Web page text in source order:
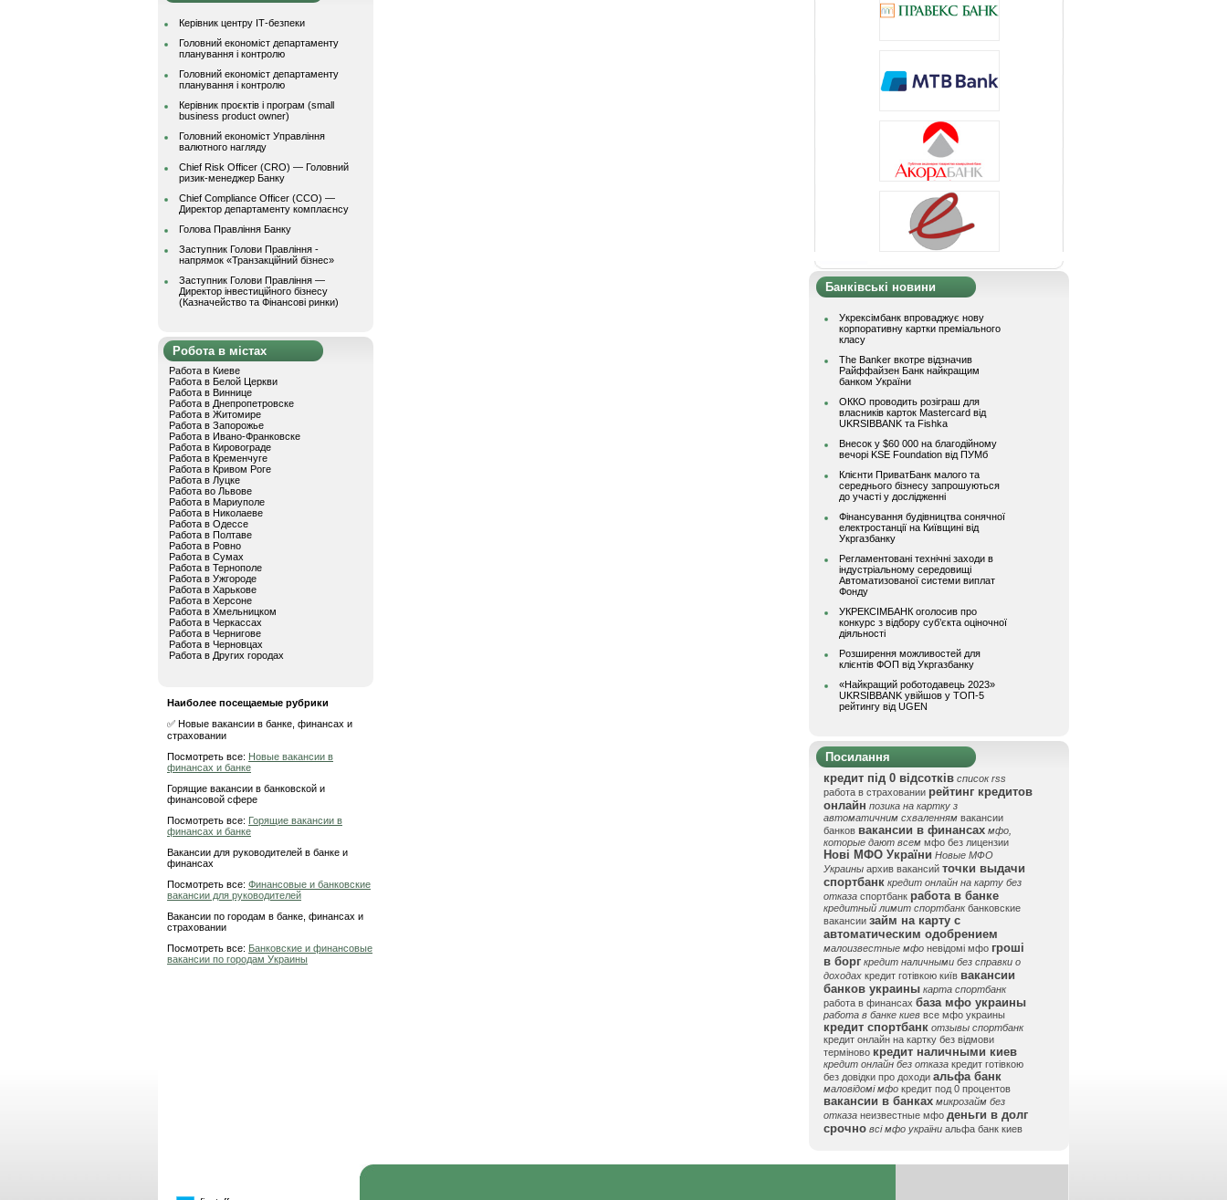
Керівник центру ІТ-безпеки
Головний економіст департаменту
планування і контролю
Головний економіст департаменту
планування і контролю
Керівник проєктів і програм (small
business product owner)
Головний економіст Управління
валютного нагляду
Chief Risk Officer (CRO) — Головний
ризик-менеджер Банку
Chief Compliance Officer (CCO) —
Директор департаменту комплаєнсу
Голова Правління Банку
Заступник Голови Правління -
напрямок «Транзакційний бізнес»
Заступник Голови Правління —
Директор інвестиційного бізнесу
(Казначейство та Фінансові ринки)
Робота в містах
Работа в Киеве
Работа в Белой Церкви
Работа в Виннице
Работа в Днепропетровске
Работа в Житомире
Работа в Запорожье
Работа в Ивано-Франковске
Работа в Кировограде
Работа в Кременчуге
Работа в Кривом Роге
Работа в Луцке
Работа во Львове
Работа в Мариуполе
Работа в Николаеве
Работа в Одессе
Работа в Полтаве
Работа в Ровно
Работа в Сумах
Работа в Тернополе
Работа в Ужгороде
Работа в Харькове
Работа в Херсоне
Работа в Хмельницком
Работа в Черкассах
Работа в Чернигове
Работа в Черновцах
Работа в Других городах
Наиболее посещаемые рубрики
✅ Новые вакансии в банке, финансах и
страховании
Посмотреть все: Новые вакансии в
финансах и банке
Горящие вакансии в банковской и
финансовой сфере
Посмотреть все: Горящие вакансии в
финансах и банке
Вакансии для руководителей в банке и
финансах
Посмотреть все: Финансовые и банковские
вакансии для руководителей
Вакансии по городам в банке, финансах и
страховании
Посмотреть все: Банковские и финансовые
вакансии по городам Украины
Банківські новини
Укрексімбанк впроваджує нову
корпоративну картки преміального
класу
The Banker вкотре відзначив
Райффайзен Банк найкращим
банком України
ОККО проводить розіграш для
власників карток Mastercard від
UKRSIBBANK та Fishka
Внесок у $60 000 на благодійному
вечорі KSE Foundation від ПУМб
Клієнти ПриватБанк малого та
середнього бізнесу запрошуються
до участі у дослідженні
Фінансування будівництва сонячної
електростанції на Київщині від
Укргазбанку
Регламентовані технічні заходи в
індустріальному середовищі
Автоматизованої системи виплат
Фонду
УКРЕКСІМБАНК оголосив про
конкурс з відбору суб’єкта оціночної
діяльності
Розширення можливостей для
клієнтів ФОП від Укргазбанку
«Найкращий роботодавець 2023»
UKRSIBBANK увійшов у ТОП-5
рейтингу від UGEN
Посилання
кредит під 0 відсотків список rss
работа в страховании рейтинг кредитов
онлайн позика на картку з
автоматичним схваленням вакансии
банков вакансии в финансах мфо,
которые дают всем мфо без лицензии
Нові МФО України Новые МФО
Украины архив вакансий точки выдачи
спортбанк кредит онлайн на карту без
отказа спортбанк работа в банке
кредитный лимит спортбанк банковские
вакансии займ на карту с
автоматическим одобрением
малоизвестные мфо невідомі мфо гроші
в борг кредит наличными без справки о
доходах кредит готівкою київ вакансии
банков украины карта спортбанк
работа в финансах база мфо украины
работа в банке киев все мфо украины
кредит спортбанк отзывы спортбанк
кредит онлайн на картку без відмови
терміново кредит наличными киев
кредит онлайн без отказа кредит готівкою
без довідки про доходи альфа банк
маловідомі мфо кредит под 0 процентов
вакансии в банках микрозайм без
отказа неизвестные мфо деньги в долг
срочно всі мфо україни альфа банк киев